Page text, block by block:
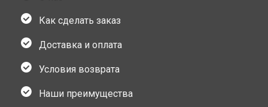
Как сделать заказ
Доставка и оплата
Условия возврата
Наши преимущества